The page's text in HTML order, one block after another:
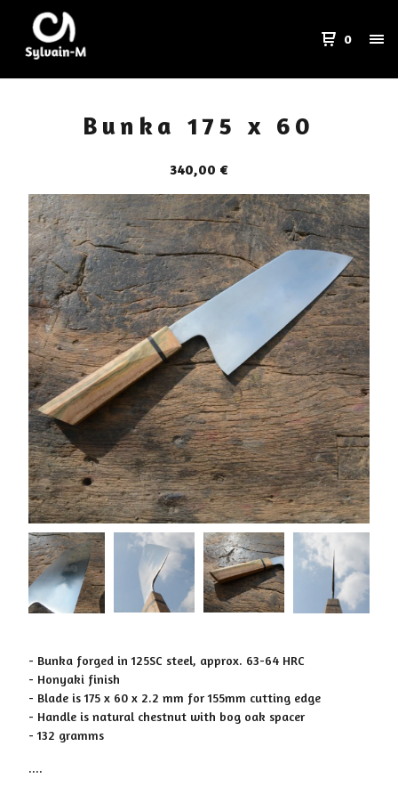
0
Bunka 175 x 60
340,00 €
- Bunka forged in 125SC steel, approx. 63-64 HRC
- Honyaki finish
- Blade is 175 x 60 x 2.2 mm for 155mm cutting edge
- Handle is natural chestnut with bog oak spacer
- 132 gramms
....